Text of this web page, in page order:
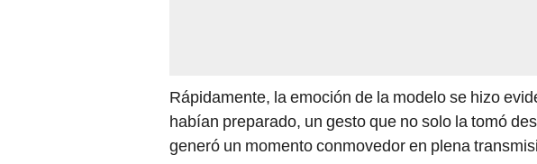
Rápidamente, la emoción de la modelo se hizo
habían preparado, un gesto que no solo la tomó
generó un momento conmovedor en plena